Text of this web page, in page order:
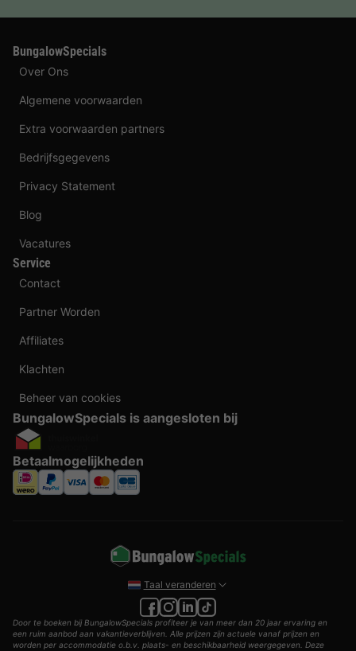
BungalowSpecials
Over Ons
Algemene voorwaarden
Extra voorwaarden partners
Bedrijfsgegevens
Privacy Statement
Blog
Vacatures
Service
Contact
Partner Worden
Affiliates
Klachten
Beheer van cookies
BungalowSpecials is aangesloten bij
Betaalmogelijkheden
Taal veranderen
Door te boeken bij BungalowSpecials profiteer je van meer dan 20 jaar ervaring en
een ruim aanbod aan vakantieverblijven. Alle prijzen zijn actuele vanaf prijzen en
worden per accommodatie o.b.v. plaats- en beschikbaarheid weergegeven. Deze